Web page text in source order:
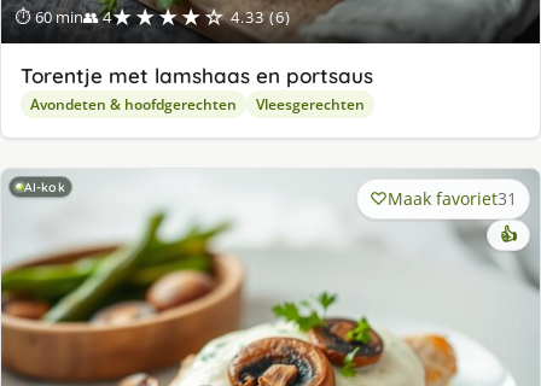
⏱ 60 min👥 4★★★★☆ 4.33 (6)
Torentje met lamshaas en portsaus
Avondeten & hoofdgerechten Vleesgerechten
AI-kok Maak favoriet31
👍